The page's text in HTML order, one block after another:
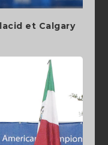
et Calgary